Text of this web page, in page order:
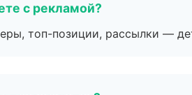
с рекламой?
топ-позиции, рассылки —